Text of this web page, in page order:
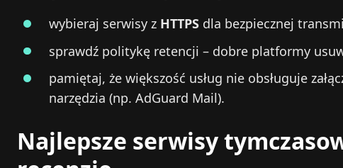
wybieraj serwisy z HTTPS dla bezpiecznej
sprawdź politykę retencji – dobre platformy
pamiętaj, że większość usług nie obsługuje
narzędzia (np. AdGuard Mail).
Najlepsze serwisy